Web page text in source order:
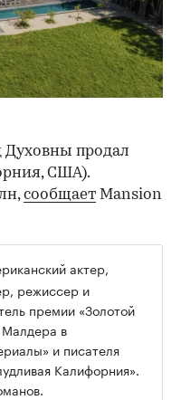
Духовны продал
США).
сообщает Mansion
актер,
режиссер и
премии «Золотой
Малдера в
и писателя
Калифорния».